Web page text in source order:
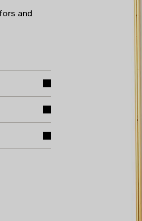
and